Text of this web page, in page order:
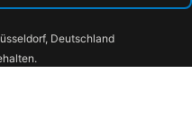
Deutschland